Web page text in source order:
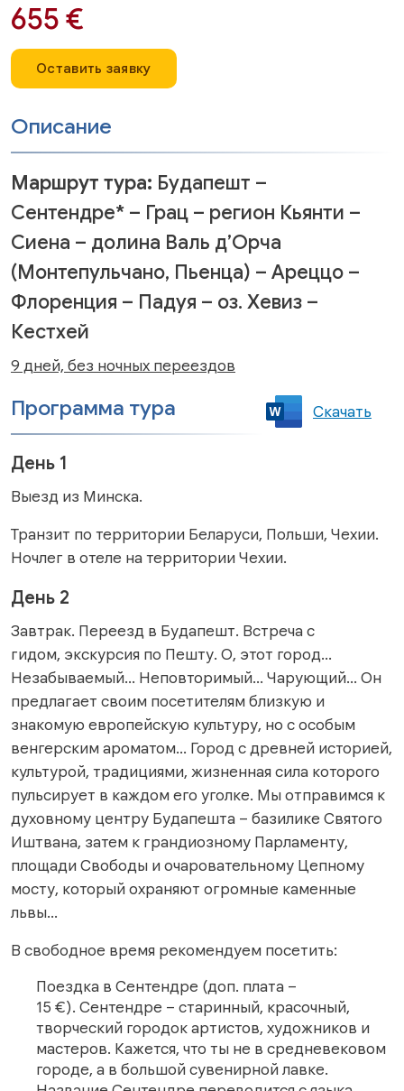
655 €
Оставить заявку
Описание
Маршрут тура: Будапешт –
Сентендре* – Грац – регион Кьянти –
Сиена – долина Валь д’Орча
(Монтепульчано, Пьенца) – Ареццо –
Флоренция – Падуя – оз. Хевиз –
Кестхей
9 дней, без ночных переездов
Программа тура Скачать
День 1
Выезд из Минска.
Транзит по территории Беларуси, Польши, Чехии.
Ночлег в отеле на территории Чехии.
День 2
Завтрак. Переезд в Будапешт. Встреча с
гидом, экскурсия по Пешту. О, этот город…
Незабываемый… Неповторимый… Чарующий… Он
предлагает своим посетителям близкую и
знакомую европейскую культуру, но с особым
венгерским ароматом… Город с древней историей,
культурой, традициями, жизненная сила которого
пульсирует в каждом его уголке. Мы отправимся к
духовному центру Будапешта – базилике Святого
Иштвана, затем к грандиозному Парламенту,
площади Свободы и очаровательному Цепному
мосту, который охраняют огромные каменные
львы…
В свободное время рекомендуем посетить:
Поездка в Сентендре (доп. плата –
15 €). Сентендре – старинный, красочный,
творческий городок артистов, художников и
мастеров. Кажется, что ты не в средневековом
городе, а в большой сувенирной лавке.